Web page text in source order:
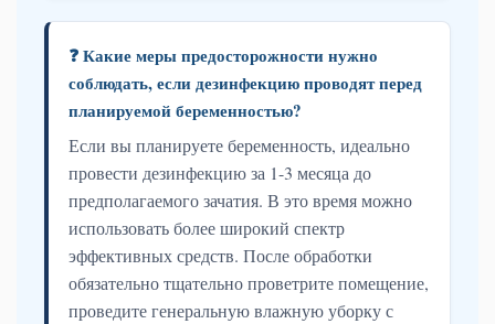
❓ Какие меры предосторожности нужно
соблюдать, если дезинфекцию проводят перед
планируемой беременностью?
Если вы планируете беременность, идеально
провести дезинфекцию за 1-3 месяца до
предполагаемого зачатия. В это время можно
использовать более широкий спектр
эффективных средств. После обработки
обязательно тщательно проветрите помещение,
проведите генеральную влажную уборку с